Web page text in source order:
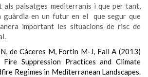
als paisatges mediterranis i que per tant,
guàrdia en un futur en el que segur que
important les situacions de risc de
de Cáceres M, Fortin M-J, Fall A (2013)
Suppression Practices and Climate
Regimes in Mediterranean Landscapes.